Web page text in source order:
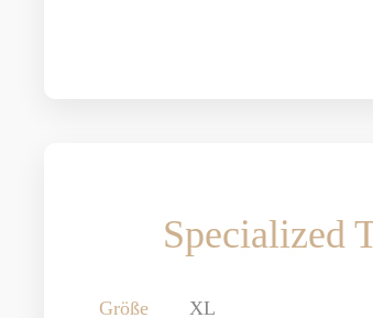
Specialized
Größe XL